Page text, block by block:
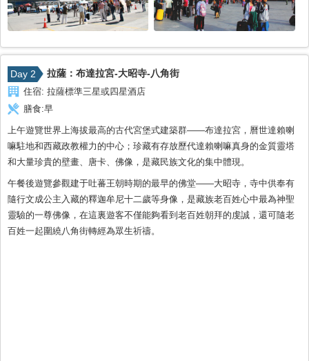
Day 2 拉薩：布達拉宮-大昭寺-八角街
住宿: 拉薩標準三星或四星酒店
膳食:早
上午遊覽世界上海拔最高的古代宮堡式建築群――布達拉宮，曆世達賴喇
嘛駐地和西藏政教權力的中心；珍藏有存放歷代達賴喇嘛真身的金質靈塔
和大量珍貴的壁畫、唐卡、佛像，是藏民族文化的集中體現。
午餐後遊覽參觀建于吐蕃王朝時期的最早的佛堂——大昭寺，寺中供奉有
隨行文成公主入藏的釋迦牟尼十二歲等身像，是藏族老百姓心中最為神聖
靈驗的一尊佛像，在這裏遊客不僅能夠看到老百姓朝拜的虔誠，還可隨老
百姓一起圍繞八角街轉經為眾生祈禱。